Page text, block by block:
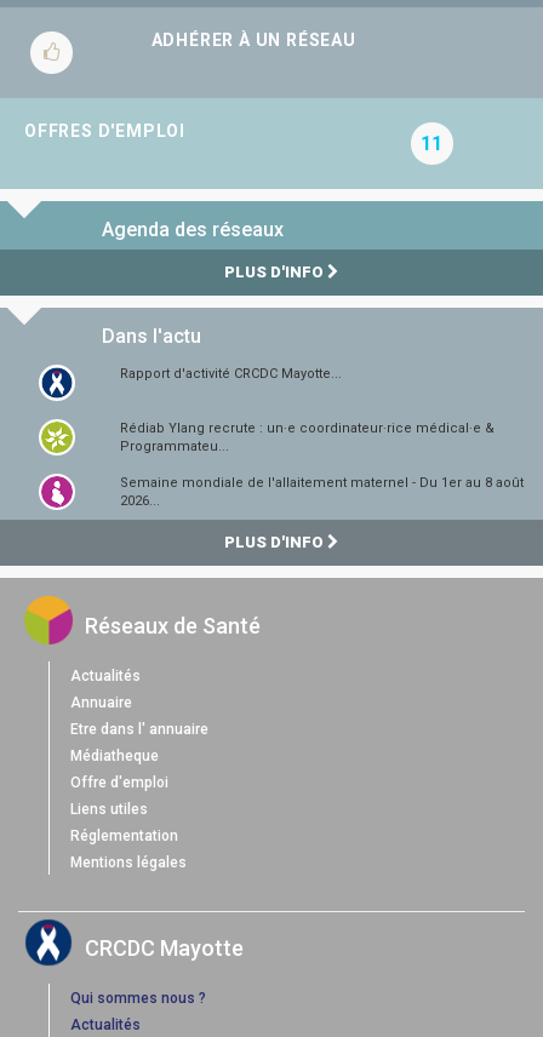
ADHÉRER À UN RÉSEAU
OFFRES D'EMPLOI
11
Agenda des réseaux
PLUS D'INFO
Dans l'actu
Rapport d'activité CRCDC Mayotte...
Rédiab Ylang recrute : un·e coordinateur·rice médical·e &
Programmateu...
Semaine mondiale de l'allaitement maternel - Du 1er au 8 août
2026...
PLUS D'INFO
Réseaux de Santé
Actualités
Annuaire
Etre dans l' annuaire
Médiatheque
Offre d'emploi
Liens utiles
Réglementation
Mentions légales
CRCDC Mayotte
Qui sommes nous ?
Actualités